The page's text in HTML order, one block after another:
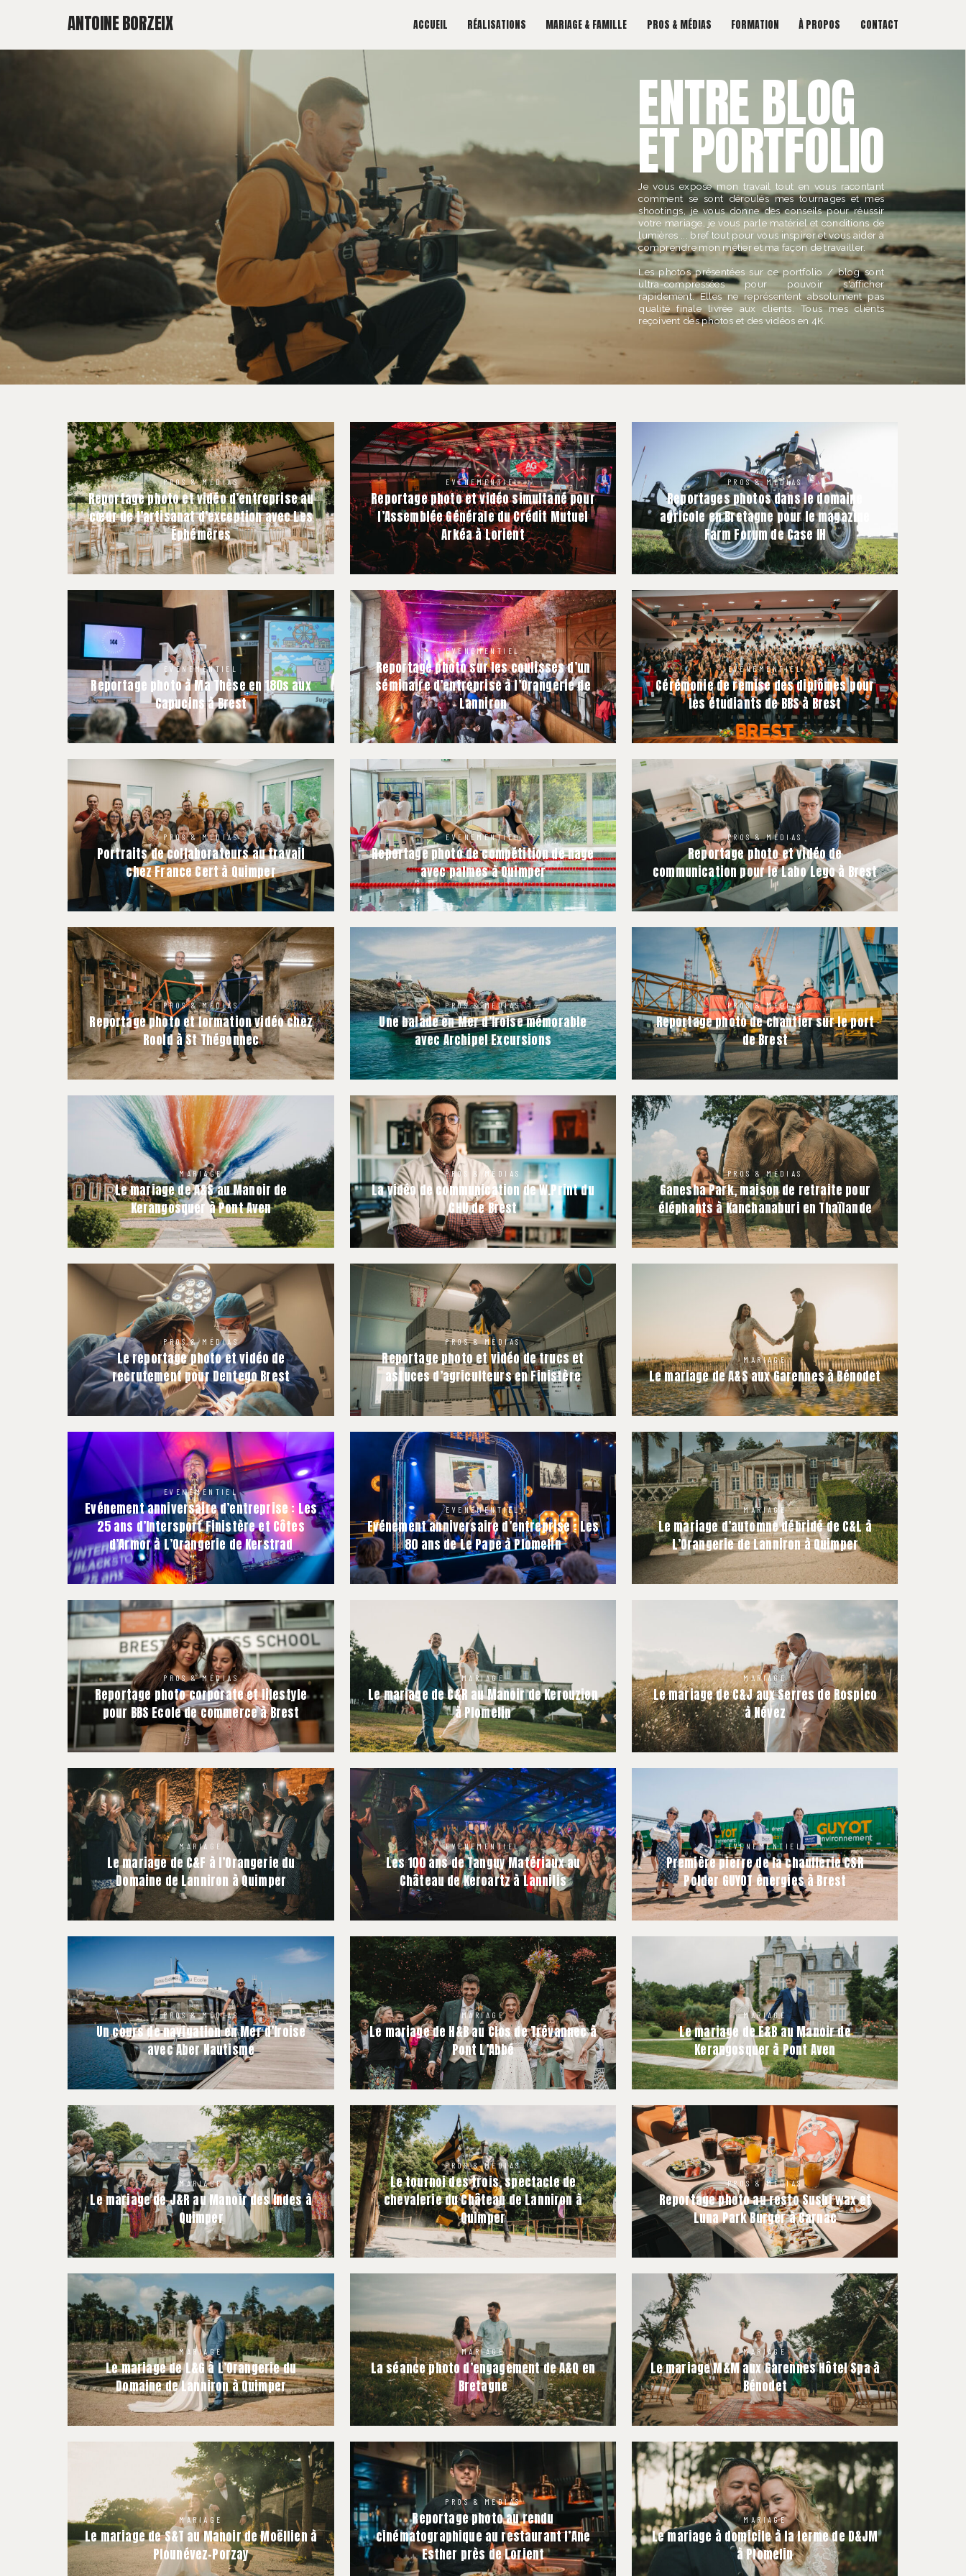
ANTOINE BORZEIX ACCUEIL RÉALISATIONS MARIAGE & FAMILLE PROS & MÉDIAS FORMATION À PROPOS CONTACT
ENTRE BLOG
ET PORTFOLIO
Je vous expose mon travail tout en vous racontant
comment se sont déroulés mes tournages et mes
shootings, je vous donne des conseils pour réussir
votre mariage, je vous parle matériel et conditions de
lumières ... bref tout pour vous inspirer et vous aider à
comprendre mon métier et ma façon de travailler.
Les photos présentées sur ce portfolio / blog sont
ultra-compressées pour pouvoir s'afficher
rapidement. Elles ne représentent absolument pas
qualité finale livrée aux clients. Tous mes clients
reçoivent des photos et des vidéos en 4K.
Explore More
PROS & MÉDIAS
Reportage photo et vidéo d’entreprise au
cœur de l’artisanat d’exception avec Les
Éphémères
EVENEMENTIEL
Reportage photo et vidéo simultané pour
l’Assemblée Générale du Crédit Mutuel
Arkéa à Lorient
PROS & MÉDIAS
Reportages photos dans le domaine
agricole en Bretagne pour le magazine
Farm Forum de Case IH
EVENEMENTIEL
Reportage photo à Ma Thèse en 180s aux
Capucins à Brest
EVENEMENTIEL
Reportage photo sur les coulisses d’un
séminaire d’entreprise à l’Orangerie de
Lanniron
EVENEMENTIEL
Cérémonie de remise des diplômes pour
les étudiants de BBS à Brest
PROS & MÉDIAS
Portraits de collaborateurs au travail
chez France Cert à Quimper
EVENEMENTIEL
Reportage photo de compétition de nage
avec palmes à Quimper
PROS & MÉDIAS
Reportage photo et vidéo de
communication pour le Labo Lego à Brest
PROS & MÉDIAS
Reportage photo et formation vidéo chez
Roold à St Thégonnec
PROS & MÉDIAS
Une balade en Mer d’Iroise mémorable
avec Archipel Excursions
PROS & MÉDIAS
Reportage photo de chantier sur le port
de Brest
MARIAGE
Le mariage de A&S au Manoir de
Kerangosquer à Pont Aven
PROS & MÉDIAS
La vidéo de communication de W.Print du
CHU de Brest
PROS & MÉDIAS
Ganesha Park, maison de retraite pour
éléphants à Kanchanaburi en Thaïlande
PROS & MÉDIAS
Le reportage photo et vidéo de
recrutement pour Dentego Brest
PROS & MÉDIAS
Reportage photo et vidéo de trucs et
astuces d’agriculteurs en Finistère
MARIAGE
Le mariage de A&S aux Garennes à Bénodet
EVENEMENTIEL
Evénement anniversaire d’entreprise : Les
25 ans d’Intersport Finistère et Côtes
d’Armor à L’Orangerie de Kerstrad
EVENEMENTIEL
Evénement anniversaire d’entreprise : Les
80 ans de Le Pape à Plomelin
MARIAGE
Le mariage d’automne débridé de C&L à
L’Orangerie de Lanniron à Quimper
PROS & MÉDIAS
Reportage photo corporate et lifestyle
pour BBS Ecole de commerce à Brest
MARIAGE
Le mariage de C&R au Manoir de Kerouzien
à Plomelin
MARIAGE
Le mariage de C&J aux Serres de Rospico
à Névez
MARIAGE
Le mariage de C&F à l’Orangerie du
Domaine de Lanniron à Quimper
EVENEMENTIEL
Les 100 ans de Tanguy Matériaux au
Château de Keroartz à Lannilis
EVENEMENTIEL
Première pierre de la chaufferie CSR
Polder GUYOT énergies à Brest
PROS & MÉDIAS
Un cours de navigation en Mer d’Iroise
avec Aber Nautisme
MARIAGE
Le mariage de H&B au Clos de Trévannec à
Pont L’Abbé
MARIAGE
Le mariage de E&B au Manoir de
Kerangosquer à Pont Aven
MARIAGE
Le mariage de J&R au Manoir des Indes à
Quimper
PROS & MÉDIAS
Le tournoi des trois, spectacle de
chevalerie du Château de Lanniron à
Quimper
PROS & MÉDIAS
Reportage photo au resto Sushi wax et
Luna Park Burger à Carnac
MARIAGE
Le mariage de L&G à L’Orangerie du
Domaine de Lanniron à Quimper
MARIAGE
La séance photo d’engagement de A&Q en
Bretagne
MARIAGE
Le mariage M&M aux Garennes Hôtel Spa à
Bénodet
MARIAGE
Le mariage de S&T au Manoir de Moëllien à
Plounévez-Porzay
PROS & MÉDIAS
Reportage photo au rendu
cinématographique au restaurant l’Ane
Esther près de Lorient
MARIAGE
Le mariage à domicile à la ferme de D&JM
à Plomelin